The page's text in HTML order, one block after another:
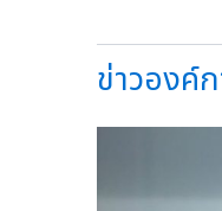
ข่าวองค์